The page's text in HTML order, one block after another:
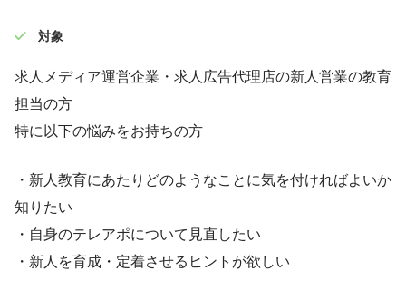
対象
求人メディア運営企業・求人広告代理店の新人営業の教育
担当の方
特に以下の悩みをお持ちの方
・新人教育にあたりどのようなことに気を付ければよいか
知りたい
・自身のテレアポについて見直したい
・新人を育成・定着させるヒントが欲しい